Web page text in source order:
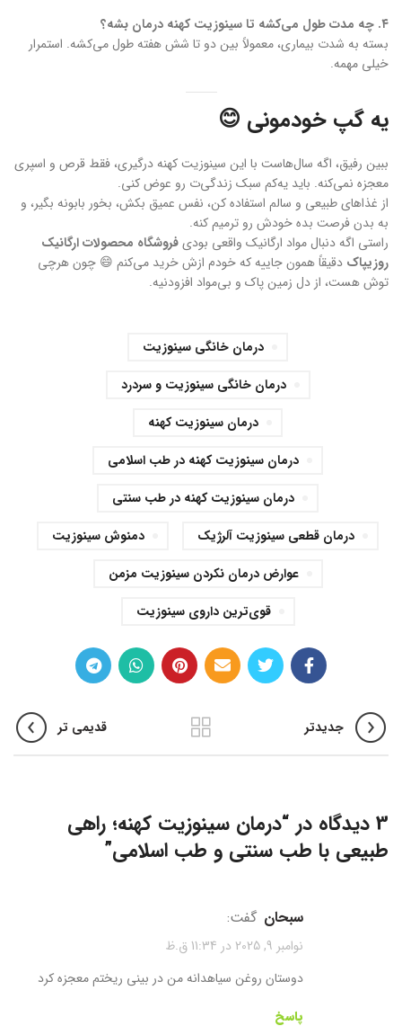
۴. چه مدت طول می‌کشه تا سینوزیت کهنه درمان بشه؟
بسته به شدت بیماری، معمولاً بین دو تا شش هفته طول می‌کشه. استمرار
خیلی مهمه.
یه گپ خودمونی 😊
ببین رفیق، اگه سال‌هاست با این سینوزیت کهنه درگیری، فقط قرص و اسپری
معجزه نمی‌کنه. باید یه‌کم سبک زندگی‌ت رو عوض کنی.
از غذاهای طبیعی و سالم استفاده کن، نفس عمیق بکش، بخور بابونه بگیر، و
به بدن فرصت بده خودش رو ترمیم کنه.
راستی اگه دنبال مواد ارگانیک واقعی بودیفروشگاه محصولات ارگانیک
روزیپاک دقیقاً همون جاییه که خودم ازش خرید می‌کنم 😄 چون هرچی
توش هست، از دل زمین پاک و بی‌مواد افزودنیه.
درمان خانگی سینوزیت
درمان خانگی سینوزیت و سردرد
درمان سینوزیت کهنه
درمان سینوزیت کهنه در طب اسلامی
درمان سینوزیت کهنه در طب سنتی
درمان قطعی سینوزیت آلرژیک
دمنوش سینوزیت
عوارض درمان نکردن سینوزیت مزمن
قوی‌ترین داروی سینوزیت
جدیدتر قدیمی تر
3 دیدگاه در “
درمان سینوزیت کهنه؛ راهی
طبیعی با طب سنتی و طب اسلامی”
سبحان گفت:
نوامبر 9, 2025 در 11:34 ق.ظ
دوستان روغن سیاهدانه من در بینی ریختم معجزه کرد
پاسخ